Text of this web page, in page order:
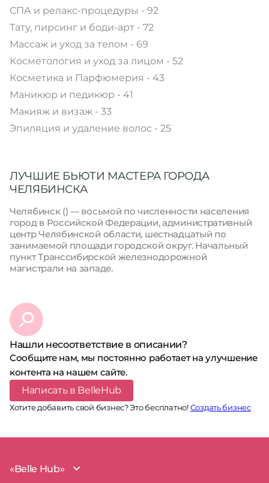
СПА и релакс-процедуры - 92
Тату, пирсинг и боди-арт - 72
Массаж и уход за телом - 69
Косметология и уход за лицом - 52
Косметика и Парфюмерия - 43
Маникюр и педикюр - 41
Макияж и визаж - 33
Эпиляция и удаление волос - 25
ЛУЧШИЕ БЬЮТИ МАСТЕРА ГОРОДА
ЧЕЛЯБИНСКА
Челя́бинск () — восьмой по численности населения
город в Российской Федерации, административный
центр Челябинской области, шестнадцатый по
занимаемой площади городской округ. Начальный
пункт Транссибирской железнодорожной
магистрали на западе.
Нашли несоответствие в описании?
Сообщите нам, мы постоянно работает на улучшение
контента на нашем сайте.
Написать в BelleHub
Хотите добавить свой бизнес? Это бесплатно!Создать бизнес
«Belle Hub»